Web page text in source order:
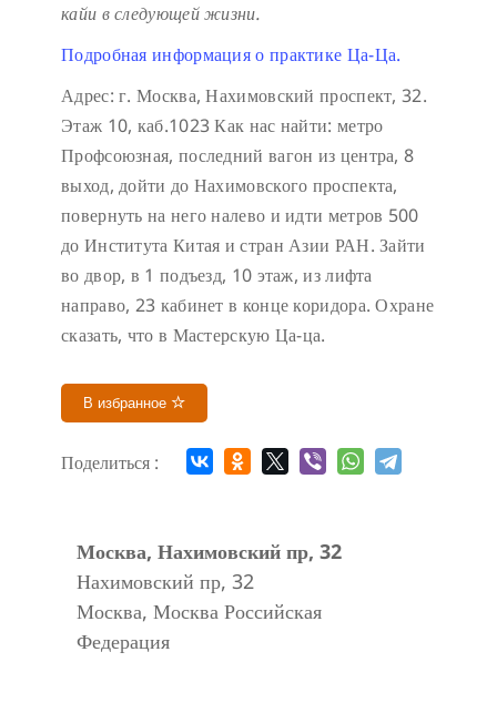
кайи в следующей жизни.
Подробная информация о практике Ца-Ца.
Адрес: г. Москва, Нахимовский проспект, 32.
Этаж 10, каб.1023Как нас найти: метро
Профсоюзная, последний вагон из центра, 8
выход, дойти до Нахимовского проспекта,
повернуть на него налево и идти метров 500
до Института Китая и стран Азии РАН. Зайти
во двор, в 1 подъезд, 10 этаж, из лифта
направо, 23 кабинет в конце коридора. Охране
сказать, что в Мастерскую Ца-ца.
В избранное
Поделиться :
Москва, Нахимовский пр, 32
Нахимовский пр, 32
Москва, Москва Российская
Федерация